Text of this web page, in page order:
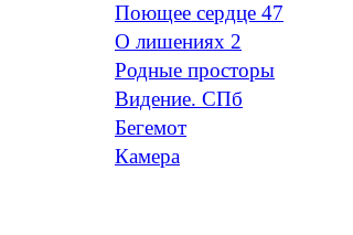
Поющее сердце 47
O лишениях 2
Родные просторы
Видение. СПб
Бегемот
Камера